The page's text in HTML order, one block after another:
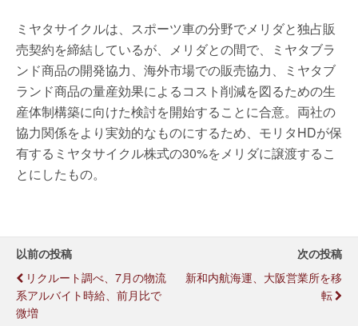
ミヤタサイクルは、スポーツ車の分野でメリダと独占販
売契約を締結しているが、メリダとの間で、ミヤタブラ
ンド商品の開発協力、海外市場での販売協力、ミヤタブ
ランド商品の量産効果によるコスト削減を図るための生
産体制構築に向けた検討を開始することに合意。両社の
協力関係をより実効的なものにするため、モリタHDが保
有するミヤタサイクル株式の30%をメリダに譲渡するこ
とにしたもの。
以前の投稿
リクルート調べ、7月の物流
系アルバイト時給、前月比で
微増
次の投稿
新和内航海運、大阪営業所を移
転